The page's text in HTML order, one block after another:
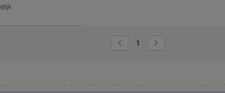
Vorige
pagina
1
pagina